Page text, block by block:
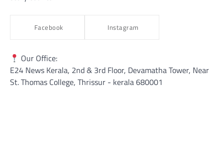
Facebook Instagram
Our Office:
E24 News Kerala, 2nd & 3rd Floor, Devamatha Tower, Near
St. Thomas College, Thrissur​ - kerala 680001